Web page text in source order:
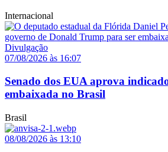
Internacional
07/08/2026 às 16:07
Senado dos EUA aprova
embaixada no Brasil
Brasil
08/08/2026 às 13:10